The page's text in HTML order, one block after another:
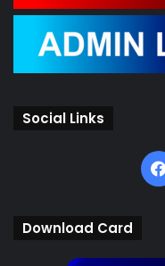
Social Links
Download Card